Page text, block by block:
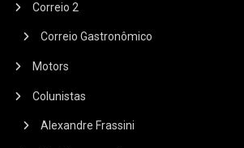
Correio 2
Correio Gastronômico
Motors
Colunistas
Alexandre Frassini